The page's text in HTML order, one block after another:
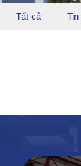
Tất cả